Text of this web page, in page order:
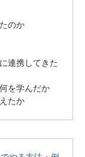
のか
連携してきた
を学んだか
たか